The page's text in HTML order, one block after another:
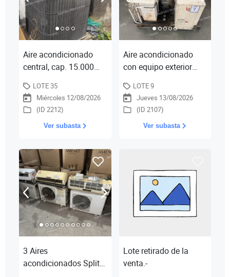
Aire acondicionado
central, cap. 15.000
gas natural, como se
encuentra y exibe
LOTE 35
Miércoles 12/08/2026
(ID 2212)
Ver subasta
Aire acondicionado
con equipo exterior
024B215-HFB, cap.
124.000 btu/hr., y 1
equip
LOTE 9
Jueves 13/08/2026
(ID 2107)
Ver subasta
3 Aires
acondicionados Split
Lote retirado de la
venta.-